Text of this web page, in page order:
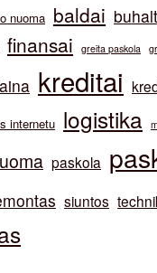
nuoma baldai
finansai greita paskola
kreditai
internetu logistika
paskola
siuntos